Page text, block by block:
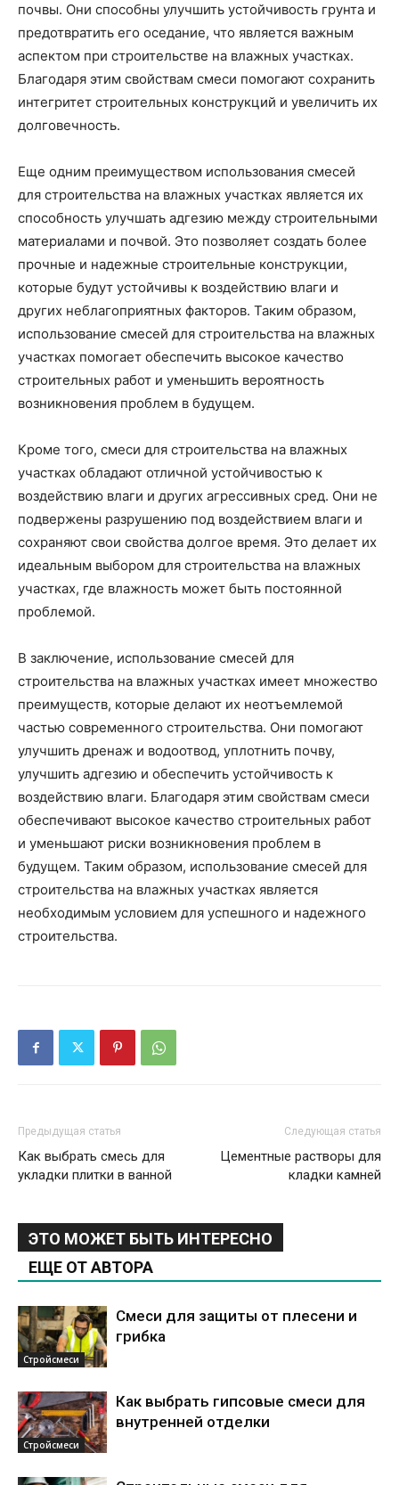
почвы. Они способны улучшить устойчивость грунта и
предотвратить его оседание, что является важным
аспектом при строительстве на влажных участках.
Благодаря этим свойствам смеси помогают сохранить
интегритет строительных конструкций и увеличить их
долговечность.
Еще одним преимуществом использования смесей
для строительства на влажных участках является их
способность улучшать адгезию между строительными
материалами и почвой. Это позволяет создать более
прочные и надежные строительные конструкции,
которые будут устойчивы к воздействию влаги и
других неблагоприятных факторов. Таким образом,
использование смесей для строительства на влажных
участках помогает обеспечить высокое качество
строительных работ и уменьшить вероятность
возникновения проблем в будущем.
Кроме того, смеси для строительства на влажных
участках обладают отличной устойчивостью к
воздействию влаги и других агрессивных сред. Они не
подвержены разрушению под воздействием влаги и
сохраняют свои свойства долгое время. Это делает их
идеальным выбором для строительства на влажных
участках, где влажность может быть постоянной
проблемой.
В заключение, использование смесей для
строительства на влажных участках имеет множество
преимуществ, которые делают их неотъемлемой
частью современного строительства. Они помогают
улучшить дренаж и водоотвод, уплотнить почву,
улучшить адгезию и обеспечить устойчивость к
воздействию влаги. Благодаря этим свойствам смеси
обеспечивают высокое качество строительных работ
и уменьшают риски возникновения проблем в
будущем. Таким образом, использование смесей для
строительства на влажных участках является
необходимым условием для успешного и надежного
строительства.
Предыдущая статья
Как выбрать смесь для
укладки плитки в ванной
Следующая статья
Цементные растворы для
кладки камней
ЭТО МОЖЕТ БЫТЬ ИНТЕРЕСНО
ЕЩЕ ОТ АВТОРА
Стройсмеси
Смеси для защиты от плесени и
грибка
Стройсмеси
Как выбрать гипсовые смеси для
внутренней отделки